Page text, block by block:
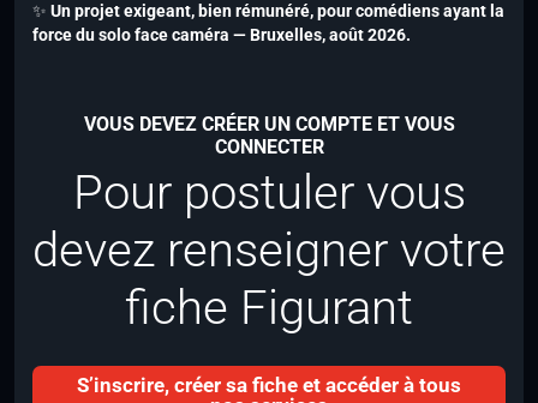
✨ Un projet exigeant, bien rémunéré, pour comédiens ayant la
force du solo face caméra — Bruxelles, août 2026.
VOUS DEVEZ CRÉER UN COMPTE ET VOUS
CONNECTER
Pour postuler vous
devez renseigner votre
fiche Figurant
S’inscrire, créer sa fiche et accéder à tous